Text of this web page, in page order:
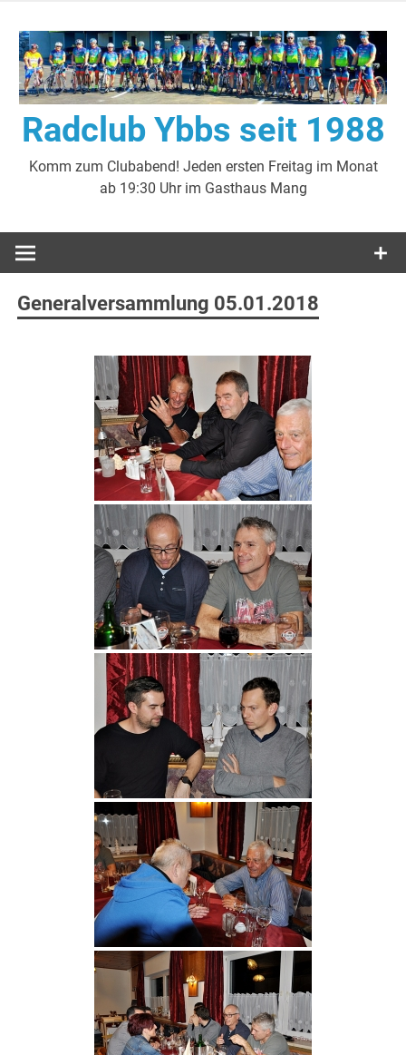
Inhalt
springen
Radclub Ybbs seit 1988
Komm zum Clubabend! Jeden ersten Freitag im Monat
ab 19:30 Uhr im Gasthaus Mang
Generalversammlung 05.01.2018